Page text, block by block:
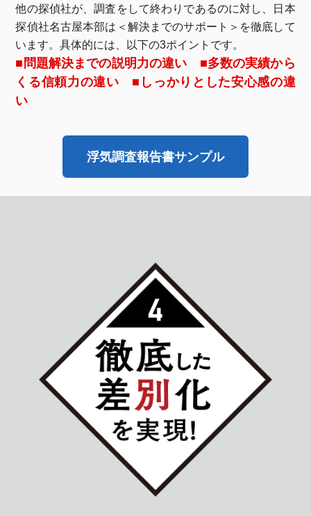
他の探偵社が、調査をして終わりであるのに対し、日本
探偵社名古屋本部は＜解決までのサポート＞を徹底して
います。具体的には、以下の3ポイントです。
■問題解決までの説明力の違い ■多数の実績から
くる信頼力の違い ■しっかりとした安心感の違
い
浮気調査報告書サンプル